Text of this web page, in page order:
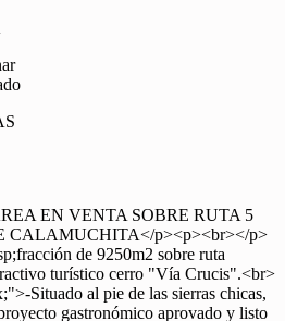
EN VENTA SOBRE RUTA 5
CALAMUCHITA</p><p><br></p>
de 9250m2 sobre ruta
turístico cerro "Vía Crucis".<br>
Situado al pie de las sierras chicas,
gastronómico aprovado y listo